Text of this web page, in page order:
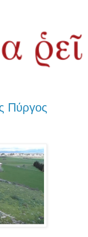
Πύργος